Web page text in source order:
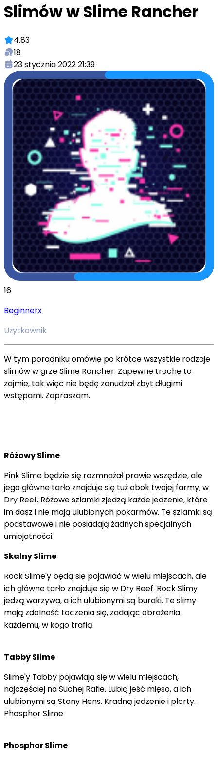
Slimów w Slime Rancher
4.83
18
23 stycznia 2022 21:39
16
Beginnerx
Użytkownik
W tym poradniku omówię po krótce wszystkie rodzaje
slimów w grze Slime Rancher. Zapewne trochę to
zajmie, tak więc nie będę zanudzał zbyt długimi
wstępami. Zapraszam.
Różowy Slime
Pink Slime będzie się rozmnażał prawie wszędzie, ale
jego główne tarło znajduje się tuż obok twojej farmy, w
Dry Reef. Różowe szlamki zjedzą każde jedzenie, które
im dasz i nie mają ulubionych pokarmów. Te szlamki są
podstawowe i nie posiadają żadnych specjalnych
umiejętności.
Skalny Slime
Rock Slime'y będą się pojawiać w wielu miejscach, ale
ich główne tarło znajduje się w Dry Reef. Rock Slimy
jedzą warzywa, a ich ulubionymi są buraki. Te slimy
mają zdolność toczenia się, zadając obrażenia
każdemu, w kogo trafią.
Tabby Slime
Slime'y Tabby pojawiają się w wielu miejscach,
najczęściej na Suchej Rafie. Lubią jeść mięso, a ich
ulubionymi są Stony Hens. Kradną jedzenie i plorty.
Phosphor Slime
Phosphor Slime